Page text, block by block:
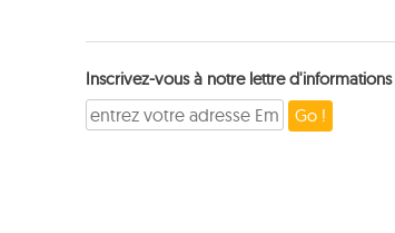
Inscrivez-vous à notre lettre d'informations